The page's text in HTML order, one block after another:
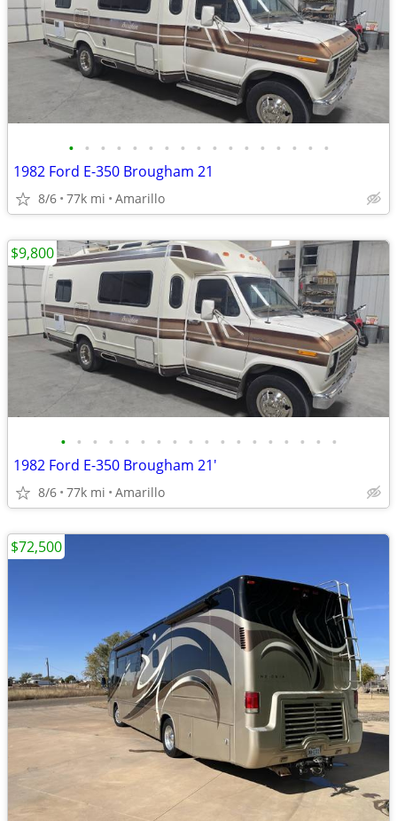
• • • • • • • • • • • • • • • • •
1982 Ford E-350 Brougham 21
8/6 77k mi Amarillo
• • • • • • • • • • • • • • • • • •
1982 Ford E-350 Brougham 21'
8/6 77k mi Amarillo
$9,800
$72,500